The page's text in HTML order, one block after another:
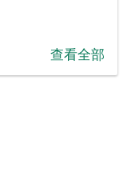
查看全部